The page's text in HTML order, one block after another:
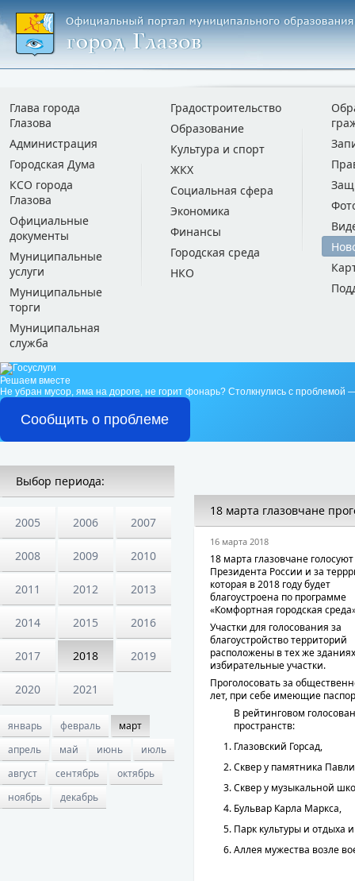
Глава города
Глазова
Администрация
Городская Дума
КСО города
Глазова
Официальные
документы
Муниципальные
услуги
Муниципальные
торги
Муниципальная
служба
Градостроительство
Образование
Культура и спорт
ЖКХ
Социальная сфера
Экономика
Финансы
Городская среда
НКО
Решаем вместе
Не убран мусор, яма на дороге, не горит фонарь? Столкнулись с проблемой
Сообщить о проблеме
Выбор периода:
2005 2006 2007
2008 2009 2010
2011 2012 2013
2014 2015 2016
2017 2018 2019
2020 2021
январь февраль
март
апрель
май июнь
июль
август
сентябрь
октябрь
ноябрь
декабрь
18 марта глазовчане
16 марта 2018
18 марта глазовчане голосуют
Президента России и за
которая в 2018 году будет
благоустроена по программе
«Комфортная городская
Участки для голосования за
благоустройство территорий
расположены в тех же
избирательные участки.
Проголосовать за
лет, при себе имеющие
В рейтинговом
пространств:
Глазовский Горсад,
Сквер у памятника
Сквер у музыкальной
Бульвар Карла Маркса,
Парк культуры и отдыха
Аллея мужества возле